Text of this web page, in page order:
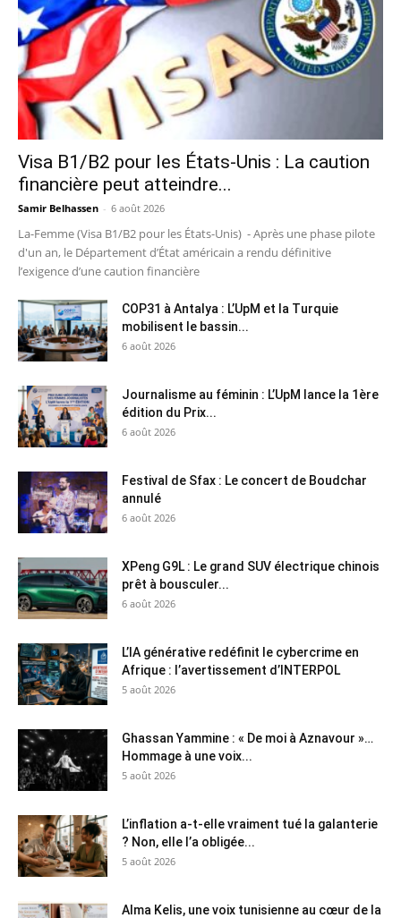
Visa B1/B2 pour les États-Unis : La caution
financière peut atteindre...
Samir Belhassen - 6 août 2026
La-Femme (Visa B1/B2 pour les États-Unis) - Après une phase pilote
d'un an, le Département d’État américain a rendu définitive
l’exigence d’une caution financière
COP31 à Antalya : L’UpM et la Turquie
mobilisent le bassin...
6 août 2026
Journalisme au féminin : L’UpM lance la 1ère
édition du Prix...
6 août 2026
Festival de Sfax : Le concert de Boudchar
annulé
6 août 2026
XPeng G9L : Le grand SUV électrique chinois
prêt à bousculer...
6 août 2026
L’IA générative redéfinit le cybercrime en
Afrique : l’avertissement d’INTERPOL
5 août 2026
Ghassan Yammine : « De moi à Aznavour »…
Hommage à une voix...
5 août 2026
L’inflation a-t-elle vraiment tué la galanterie
? Non, elle l’a obligée...
5 août 2026
Alma Kelis, une voix tunisienne au cœur de la